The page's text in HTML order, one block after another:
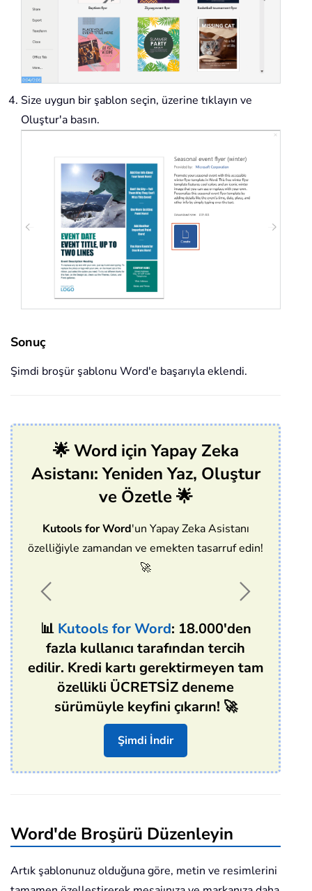
Size uygun bir şablon seçin, üzerine tıklayın ve
Oluştur'a basın.
Sonuç
Şimdi broşür şablonu Word'e başarıyla eklendi.
🌟 Word için Yapay Zeka
Asistanı: Yeniden Yaz, Oluştur
ve Özetle 🌟
Kutools for Word'un Yapay Zeka Asistanı
özelliğiyle zamandan ve emekten tasarruf edin!
🚀
📊 Kutools for Word: 18.000'den
fazla kullanıcı tarafından tercih
edilir. Kredi kartı gerektirmeyen tam
özellikli ÜCRETSİZ deneme
sürümüyle keyfini çıkarın! 🚀
Şimdi İndir
Word'de Broşürü Düzenleyin
Artık şablonunuz olduğuna göre, metin ve resimlerini